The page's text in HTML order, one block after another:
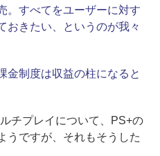
。すべてをユーザーに対す
おきたい、というのが我々
制度は収益の柱になると
チプレイについて、PS+の
うですが、それもそうした